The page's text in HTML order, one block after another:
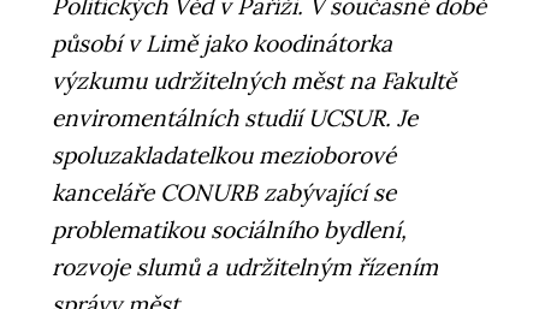
Politických Věd v Paříži. V současné době
působí v Limě jako koodinátorka
výzkumu udržitelných měst na Fakultě
enviromentálních studií UCSUR. Je
spoluzakladatelkou mezioborové
kanceláře CONURB zabývající se
problematikou sociálního bydlení,
rozvoje slumů a udržitelným řízením